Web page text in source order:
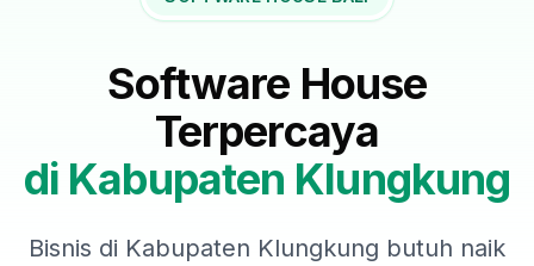
Software House
Terpercaya
di Kabupaten Klungkung
Bisnis di Kabupaten Klungkung butuh naik